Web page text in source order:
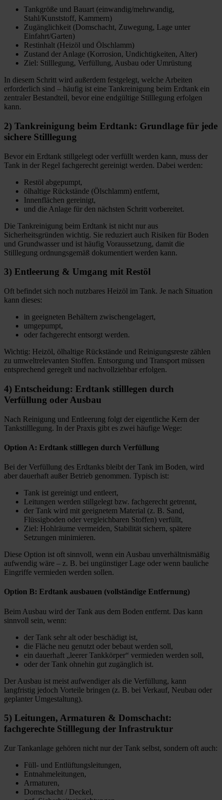
Tankgröße und Bauart (einwandig/mehrwandig,
Stahl/Kunststoff, Kammern)
Zugänglichkeit (Domschacht, Zuwegung, Lage unter
Einfahrt/Garten)
Restinhalt (Heizöl und Ölschlamm)
Zustand der Anlage (Korrosion, Undichtigkeiten, Alter)
Ziel: Stilllegung, Verfüllung, Ausbau oder Umrüstung
In diesem Schritt wird außerdem festgelegt, welche Arbeiten
erforderlich sind – häufig ist eine Tankreinigung beim Erdtank ein
zentraler Bestandteil, bevor eine endgültige Stilllegung erfolgen
kann.
2) Tankreinigung beim Erdtank: Grundlage für jede
sichere Stilllegung
Bevor ein Erdtank stillgelegt oder verfüllt werden kann, muss der
Tank in der Regel fachgerecht gereinigt werden. Dabei werden:
Restöl abgepumpt,
ölhaltige Rückstände (Ölschlamm) entfernt,
Innenflächen gereinigt,
und die Anlage für den nächsten Schritt vorbereitet.
Die Tankreinigung beim Erdtank ist nicht nur aus
Sicherheitsgründen wichtig. Sie reduziert auch Risiken für Boden
und Grundwasser und ist häufig Voraussetzung, damit die
Stilllegung ordnungsgemäß dokumentiert werden kann.
3) Entleerung & Umgang mit Restöl
Oft befindet sich noch nutzbares Heizöl im Tank. Je nach Situation
kann dieses:
in geeigneten Behältern zwischengelagert,
umgepumpt,
oder fachgerecht entsorgt werden.
Wichtig: Heizöl, ölhaltige Rückstände und Reinigungsreste zählen
zu umweltrelevanten Stoffen. Entsorgung und Transport müssen
entsprechend geregelt und nachvollziehbar erfolgen.
4) Entscheidung: Erdtank stilllegen durch
Verfüllung oder Ausbau
Nach Reinigung und Entleerung folgt der eigentliche Kern der
Tankstilllegung. In der Praxis gibt es zwei häufige Wege:
Option A: Erdtank stilllegen durch Verfüllung
Bei der Verfüllung des Erdtanks bleibt der Tank im Boden, wird
aber dauerhaft außer Betrieb genommen. Typisch ist:
Tank ist gereinigt und entleert,
Leitungen werden stillgelegt bzw. fachgerecht getrennt,
der Tank wird mit geeignetem Material (z. B. Sand,
Flüssigboden oder vergleichbaren Stoffen) verfüllt,
Ziel: Hohlräume vermeiden, Stabilität sichern, spätere
Setzungen minimieren.
Diese Option ist oft sinnvoll, wenn ein Ausbau unverhältnismäßig
aufwendig wäre – z. B. bei ungünstiger Lage oder wenn bauliche
Eingriffe vermieden werden sollen.
Option B: Erdtank ausbauen (vollständige Entfernung)
Beim Ausbau wird der Tank aus dem Boden entfernt. Das kann
sinnvoll sein, wenn:
der Tank sehr alt oder beschädigt ist,
die Fläche neu genutzt oder bebaut werden soll,
ein dauerhaft „leerer Tankkörper“ vermieden werden soll,
oder der Tank ohnehin gut zugänglich ist.
Der Ausbau ist meist aufwendiger als die Verfüllung, kann
langfristig jedoch Vorteile bringen (z. B. bei Verkauf, Neubau oder
geplanter Umgestaltung).
5) Leitungen, Armaturen & Domschacht:
fachgerechte Stilllegung der Infrastruktur
Zur Tankanlage gehören nicht nur der Tank selbst, sondern oft auch:
Füll- und Entlüftungsleitungen,
Entnahmeleitungen,
Armaturen,
Domschacht / Deckel,